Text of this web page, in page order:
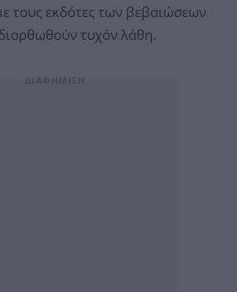
τους εκδότες των βεβαιώσεων
τυχόν λάθη.